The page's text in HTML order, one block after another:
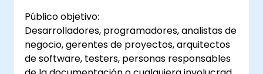
modelo analítico, las fases de diseño (tanto
estático como dinámico) y la aplicación
práctica de la herramienta de modelado
Enterprise Architect. La capacitación sienta
Público objetivo:
Desarrolladores, programadores, analistas de
negocio, gerentes de proyectos, arquitectos
de software, testers, personas responsables